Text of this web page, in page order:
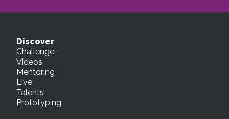
Discover
Challenge
Videos
Mentoring
Live
Talents
Prototyping